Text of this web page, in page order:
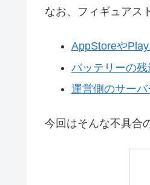
なお、フィギュアス
AppStoreや
バッテリーの
運営側のサー
今回はそんな不具合